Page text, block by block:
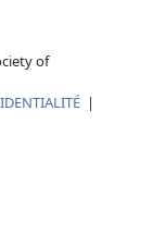
of
|